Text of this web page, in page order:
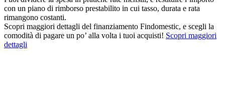
con un piano di rimborso prestabilito in cui tasso, durata e rata
rimangono costanti.
Scopri maggiori dettagli del finanziamento Findomestic, e scegli la
comodità di pagare un po’ alla volta i tuoi acquisti! Scopri maggiori
dettagli